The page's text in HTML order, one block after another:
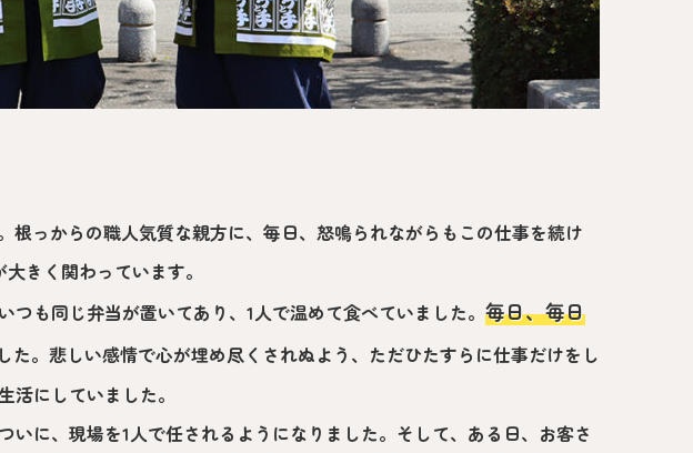
根っからの職人気質な親方に、毎日、怒鳴られながらもこの仕事を続け
きく関わっています。
も同じ弁当が置いてあり、1人で温めて食べていました。 毎日、毎日
た。悲しい感情で心が埋め尽くされぬよう、ただひたすらに仕事だけをし
にしていました。
いに、現場を1人で任されるようになりました。そして、ある日、お客さ